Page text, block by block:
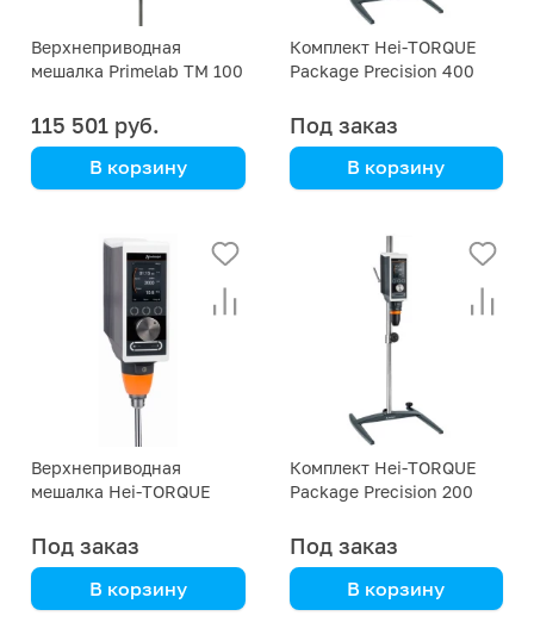
Верхнеприводная
мешалка Primelab TM 100
115 501 руб.
В корзину
Комплект Hei-TORQUE
Package Precision 400
зажим)
Под заказ
В корзину
Верхнеприводная
мешалка Hei-TORQUE
Под заказ
В корзину
Комплект Hei-TORQUE
Package Precision 200
зажим)
Под заказ
В корзину